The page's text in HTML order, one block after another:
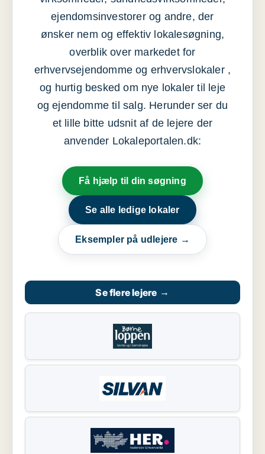
ejendomsinvestorer og andre, der
ønsker nem og effektiv lokalesøgning,
overblik over markedet for
erhvervsejendomme og erhvervslokaler ,
og hurtig besked om nye lokaler til leje
og ejendomme til salg. Herunder ser du
et lille bitte udsnit af de lejere der
anvender Lokaleportalen.dk:
Få hjælp til din søgning
Se alle ledige lokaler
Eksempler på udlejere →
Se flere lejere →